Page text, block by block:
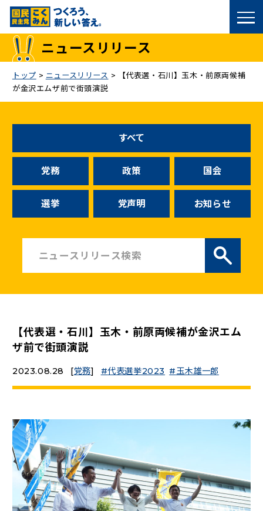
国民民主党トップ
議員
候補者公募
こくみん政治塾
お問い合わせ
ニュースリリース
こくみんうさぎの部屋
Go!Go!こくみんストア（新しいタブで開く）
こくみんオンラインスクール
国民民主党学生部（新しいタブで開く）
二次創作ガイドライン（新しいタブで開く）
プライバシーポリシー
ニュースリリース
トップ > ニュースリリース >
【代表選・石川】玉木・前原両候補
が金沢エムザ前で街頭演説
すべて
党務 政策 国会
選挙 党声明 お知らせ
【代表選・石川】玉木・前原両候補が金沢エム
ザ前で街頭演説
2023.08.28 [党務] 代表選挙2023 玉木雄一郎